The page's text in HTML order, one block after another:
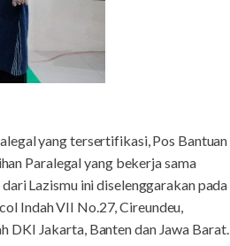
yang tersertifikasi, Pos Bantuan
Paralegal yang bekerja sama
Lazismu ini diselenggarakan pada
Indah VII No.27, Cireundeu,
DKI Jakarta, Banten dan Jawa Barat.